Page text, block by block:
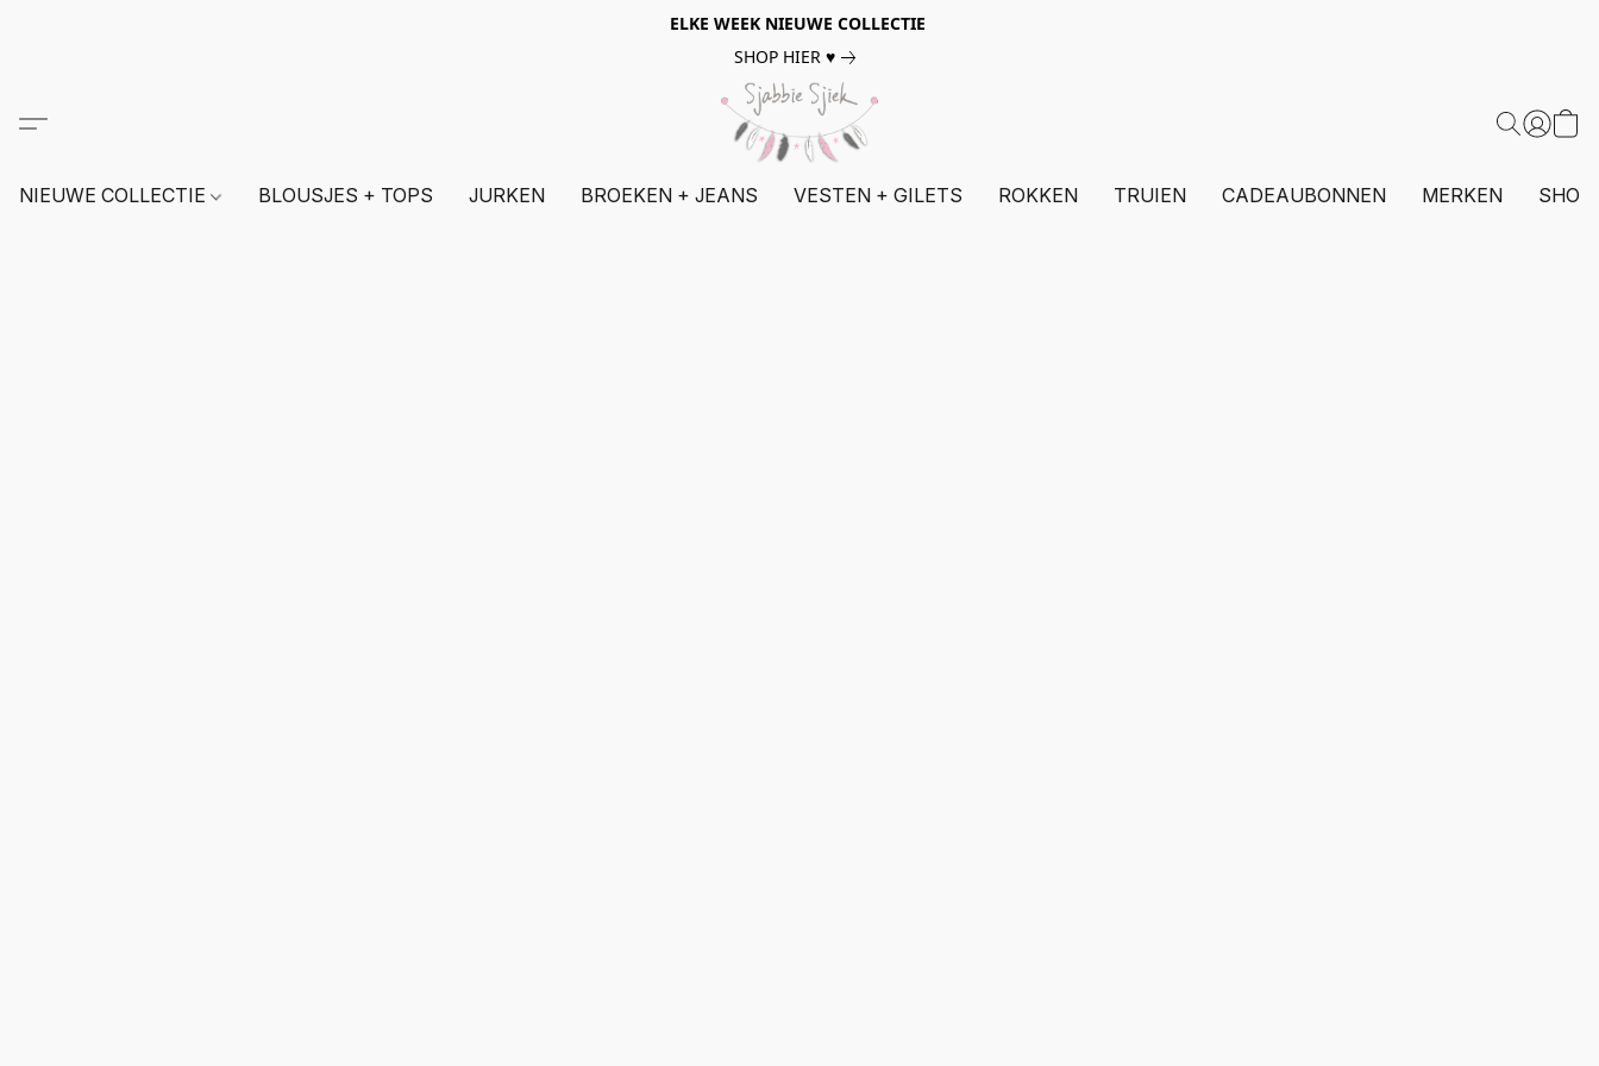
ELKE WEEK NIEUWE COLLECTIE
SHOP HIER ♥
NIEUWE COLLECTIE BLOUSJES + TOPS JURKEN BROEKEN + JEANS VESTEN + GILETS ROKKEN TRUIEN CADEAUBONNEN MERKEN SHOP